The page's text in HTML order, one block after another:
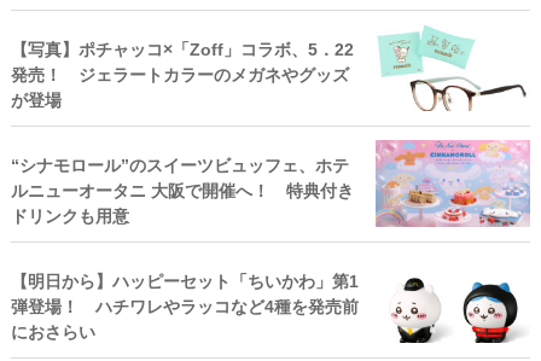
【写真】ポチャッコ×「Zoff」コラボ、5．22
発売！ ジェラートカラーのメガネやグッズ
が登場
“シナモロール”のスイーツビュッフェ、ホテ
ルニューオータニ 大阪で開催へ！ 特典付き
ドリンクも用意
【明日から】ハッピーセット「ちいかわ」第1
弾登場！ ハチワレやラッコなど4種を発売前
におさらい